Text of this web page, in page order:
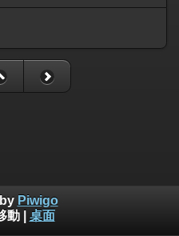
Piwigo
動| 桌面